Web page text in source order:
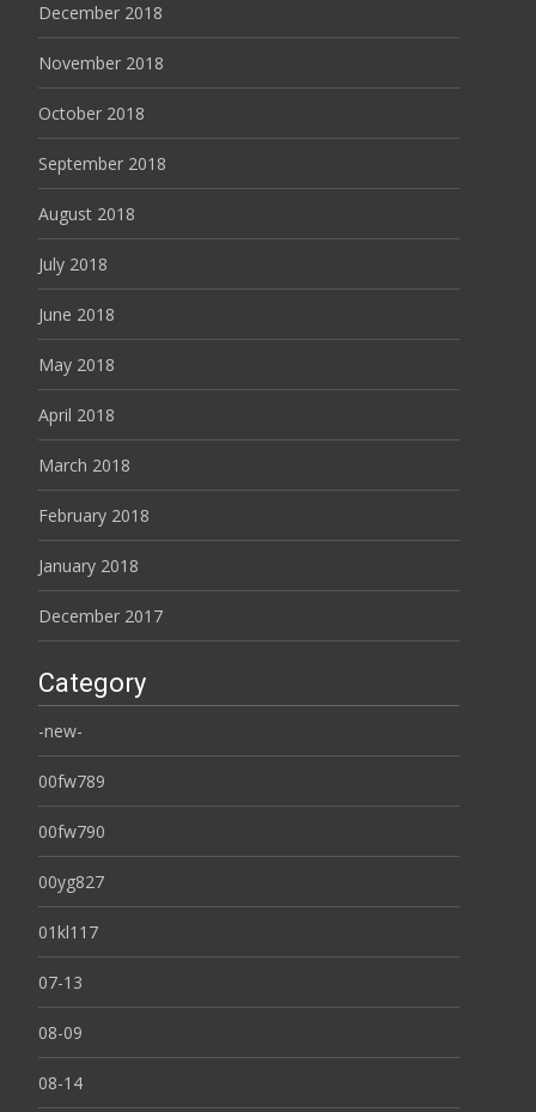
December 2018
November 2018
October 2018
September 2018
August 2018
July 2018
June 2018
May 2018
April 2018
March 2018
February 2018
January 2018
December 2017
Category
-new-
00fw789
00fw790
00yg827
01kl117
07-13
08-09
08-14